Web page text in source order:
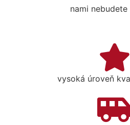
nami
vysoká úroveň